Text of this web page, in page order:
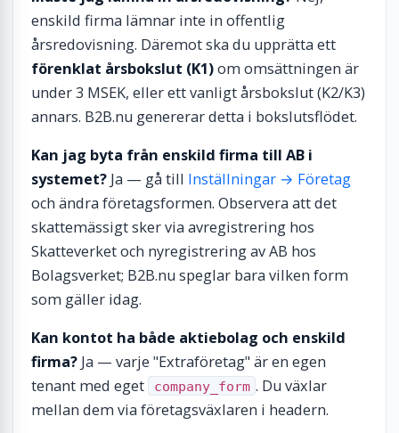
enskild firma lämnar inte in offentlig
årsredovisning. Däremot ska du upprätta ett
förenklat årsbokslut (K1)om omsättningen är
under 3 MSEK, eller ett vanligt årsbokslut (K2/K3)
annars. B2B.nu genererar detta i bokslutsflödet.
Kan jag byta från enskild firma till AB i
systemet? Ja — gå till Inställningar → Företag
och ändra företagsformen. Observera att det
skattemässigt sker via avregistrering hos
Skatteverket och nyregistrering av AB hos
Bolagsverket; B2B.nu speglar bara vilken form
som gäller idag.
Kan kontot ha både aktiebolag och enskild
firma? Ja — varje "Extraföretag" är en egen
tenant med eget
company_form . Du växlar
mellan dem via företagsväxlaren i headern.